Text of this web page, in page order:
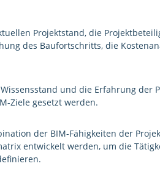
Projektstand, die
des Baufortschritts, die
und die Erfahrung der
Ziele gesetzt werden.
der BIM-Fähigkeiten der
entwickelt werden, um die